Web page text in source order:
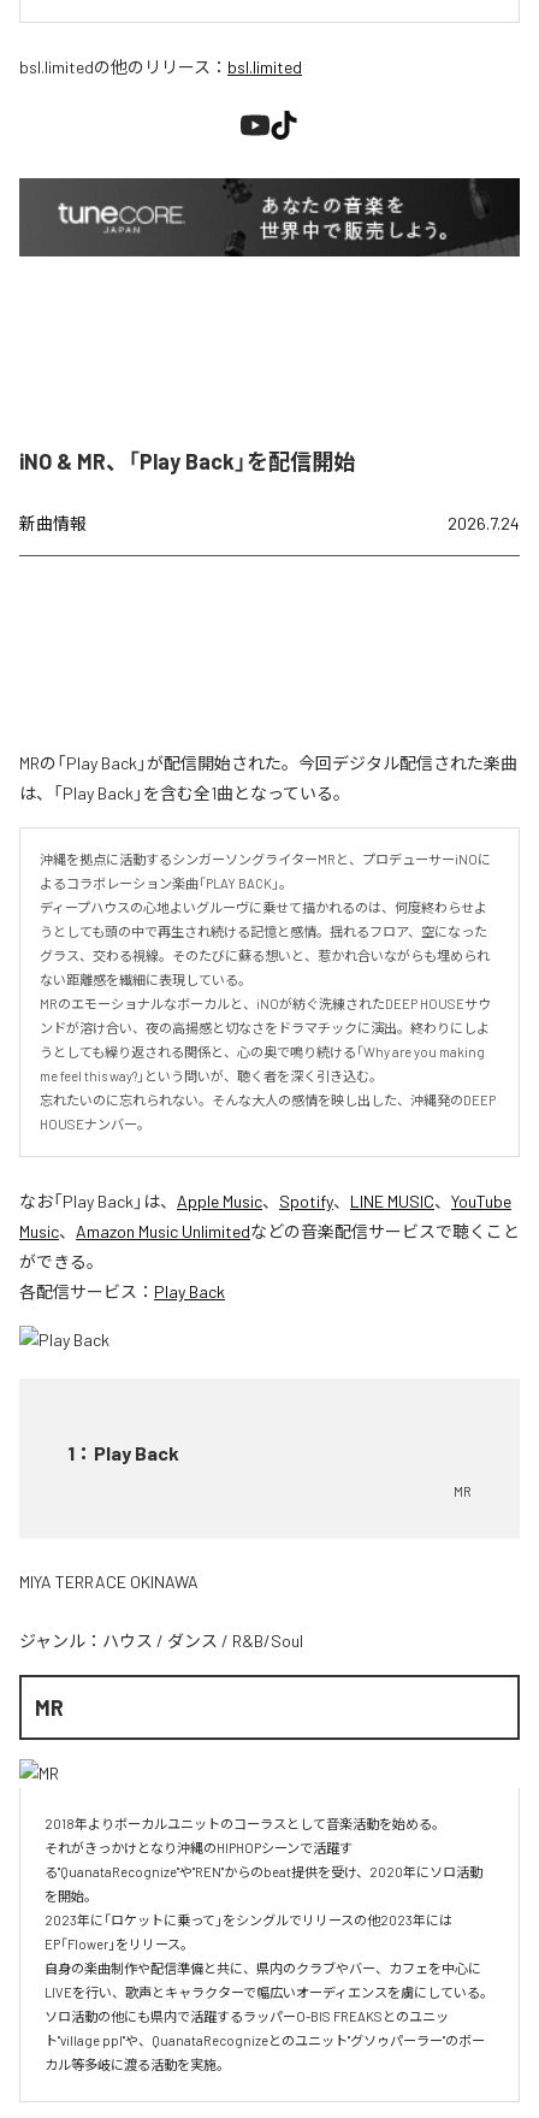
bsl.limitedの他のリリース： bsl.limited
iNO & MR、「Play Back」を配信開始
新曲情報 2026.7.24
MRの「Play Back」が配信開始された。今回デジタル配信された楽曲
は、「Play Back」を含む全1曲となっている。
沖縄を拠点に活動するシンガーソングライターMRと、プロデューサーiNOに
よるコラボレーション楽曲「PLAY BACK」。
ディープハウスの心地よいグルーヴに乗せて描かれるのは、何度終わらせよ
うとしても頭の中で再生され続ける記憶と感情。揺れるフロア、空になった
グラス、交わる視線。そのたびに蘇る想いと、惹かれ合いながらも埋められ
ない距離感を繊細に表現している。
MRのエモーショナルなボーカルと、iNOが紡ぐ洗練されたDEEP HOUSEサウ
ンドが溶け合い、夜の高揚感と切なさをドラマチックに演出。終わりにしよ
うとしても繰り返される関係と、心の奥で鳴り続ける「Why are you making
me feel this way?」という問いが、聴く者を深く引き込む。
忘れたいのに忘れられない。そんな大人の感情を映し出した、沖縄発のDEEP
HOUSEナンバー。
なお「Play Back 」は、 Apple Music、 Spotify、 LINE MUSIC、 YouTube
Music、 Amazon Music Unlimitedなどの音楽配信サービスで聴くこと
ができる。
各配信サービス： Play Back
1 ： Play Back
MR
MIYA TERRACE OKINAWA
ジャンル： ハウス / ダンス / R&B/Soul
MR
2018年よりボーカルユニットのコーラスとして音楽活動を始める。
それがきっかけとなり沖縄のHIPHOPシーンで活躍す
る"QuanataRecognize"や"REN"からのbeat提供を受け、2020年にソロ活動
を開始。
2023年に「ロケットに乗って」をシングルでリリースの他2023年には
EP「Flower」をリリース。
自身の楽曲制作や配信準備と共に、県内のクラブやバー、カフェを中心に
LIVEを行い、歌声とキャラクターで幅広いオーディエンスを虜にしている。
ソロ活動の他にも県内で活躍するラッパーO-BIS FREAKSとのユニッ
ト"village ppl"や、QuanataRecognizeとのユニット"グソゥパーラー"のボー
カル等多岐に渡る活動を実施。